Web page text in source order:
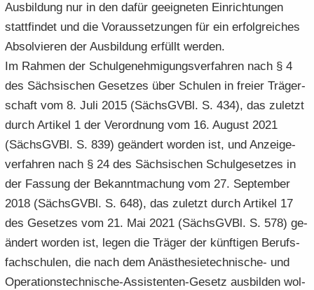
Aus­bil­dung nur in den dafür ge­eig­ne­ten Ein­rich­tun­gen
statt­fin­det und die Vor­aus­set­zun­gen für ein er­folg­rei­ches
Ab­sol­vie­ren der Aus­bil­dung er­füllt wer­den.
Im Rah­men der Schul­ge­neh­mi­gungs­ver­fah­ren nach § 4
des Säch­si­schen Ge­set­zes über Schu­len in frei­er Trä­ger­
schaft vom 8. Juli 2015 (Sächs­GVBl. S. 434), das zu­letzt
durch Ar­ti­kel 1 der Ver­ord­nung vom 16. Au­gust 2021
(Sächs­GVBl. S. 839) ge­än­dert wor­den ist, und An­zei­ge­
ver­fah­ren nach § 24 des Säch­si­schen Schul­ge­set­zes in
der Fas­sung der Be­kannt­ma­chung vom 27. Sep­tem­ber
2018 (Sächs­GVBl. S. 648), das zu­letzt durch Ar­ti­kel 17
des Ge­set­zes vom 21. Mai 2021 (Sächs­GVBl. S. 578) ge­
än­dert wor­den ist, legen die Trä­ger der künf­ti­gen Be­rufs­
fach­schu­len, die nach dem Anästhesietechnische-​ und
Operationstechnische-​Assistenten-Gesetz aus­bil­den wol­